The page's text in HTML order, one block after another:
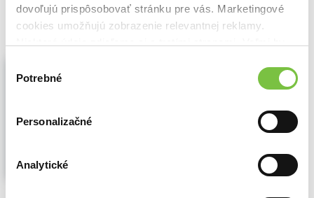
dovoľujú prispôsobovať stránku pre vás. Marketingové
cookies umožňujú zobrazenie relevantnej reklamy.
cookies.
súhlasu
Potrebné
Personalizačné
Analytické
19,20€ Do košíka
Itzy: 1St World Tour [Checkmate] In
Japan -Ltd- /Japan Import edition
Zobraziť viac